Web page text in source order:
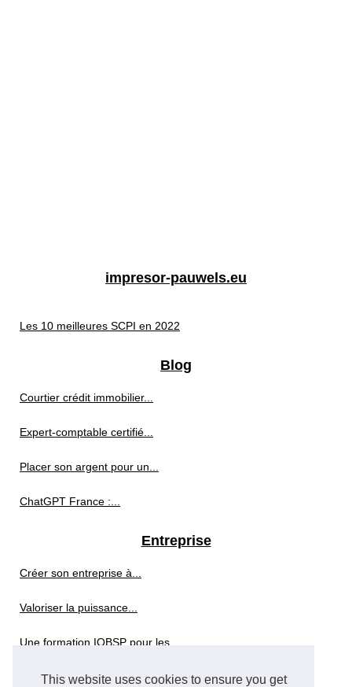
This website uses cookies to ensure you get
impresor-pauwels.eu
Les 10 meilleures SCPI en 2022
Blog
Courtier crédit immobilier...
Expert-comptable certifié...
Placer son argent pour un...
ChatGPT France :...
Entreprise
Créer son entreprise à...
Valoriser la puissance...
Une formation IOBSP pour les...
Rédiger une lettre...